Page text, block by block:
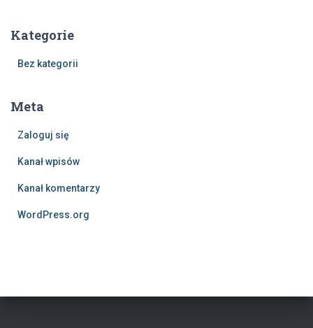
Kategorie
Bez kategorii
Meta
Zaloguj się
Kanał wpisów
Kanał komentarzy
WordPress.org